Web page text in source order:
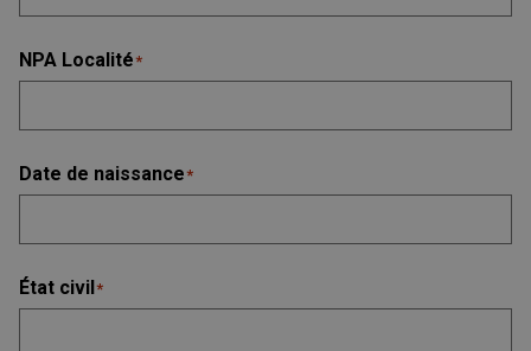
NPA Localité*
Date de naissance*
État civil*